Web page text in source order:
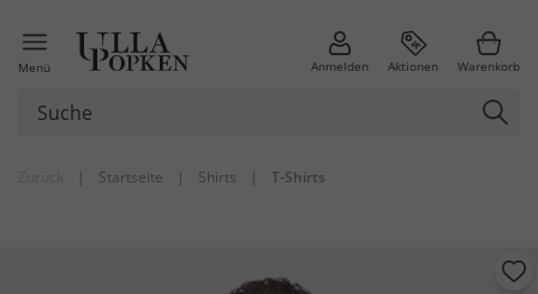
Menü Anmelden Aktionen Warenkorb
| Startseite | Shirts | T-Shirts